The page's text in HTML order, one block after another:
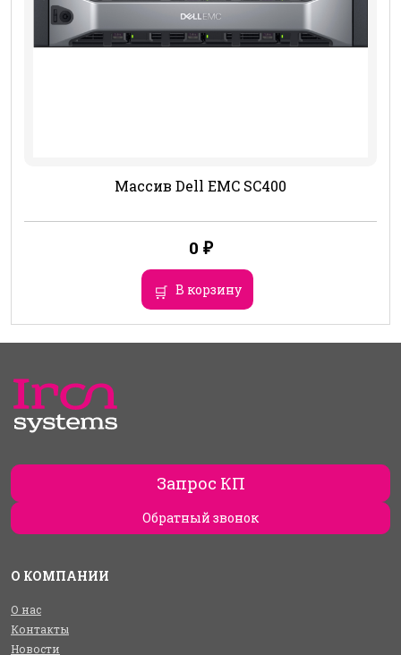
Массив Dell EMC SC400
0 ₽
В корзину
Запрос КП
Обратный звонок
О КОМПАНИИ
О нас
Контакты
Новости